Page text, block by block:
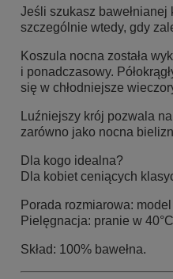
Jeśli szukasz bawełnianej
szczególnie wtedy, gdy
Koszula nocna została
i ponadczasowy.
się w chłodniejsze
Luźniejszy krój pozwala
zarówno jako nocna
Dla kogo idealna?
Dla kobiet ceniących
Porada rozmiarowa:
Pielęgnacja: pranie w
Skład: 100% bawełna.